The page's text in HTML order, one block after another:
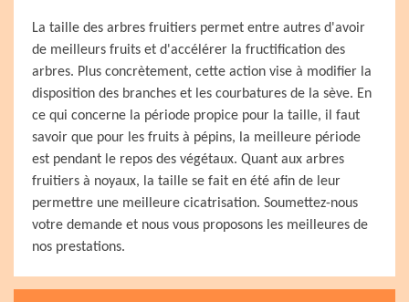
La taille des arbres fruitiers permet entre autres d'avoir
de meilleurs fruits et d'accélérer la fructification des
arbres. Plus concrètement, cette action vise à modifier la
disposition des branches et les courbatures de la sève. En
ce qui concerne la période propice pour la taille, il faut
savoir que pour les fruits à pépins, la meilleure période
est pendant le repos des végétaux. Quant aux arbres
fruitiers à noyaux, la taille se fait en été afin de leur
permettre une meilleure cicatrisation. Soumettez-nous
votre demande et nous vous proposons les meilleures de
nos prestations.